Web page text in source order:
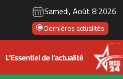
Samedi, Août 8 2026
Dernières actualités